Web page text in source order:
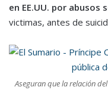
en EE.UU. por abusos
victimas, antes de
Aseguran que la relación